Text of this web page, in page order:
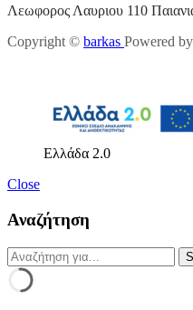
Λεωφορος Λαυριου 110
Copyright © barkas Powered by
Ελλάδα 2.0
Close
Αναζήτηση